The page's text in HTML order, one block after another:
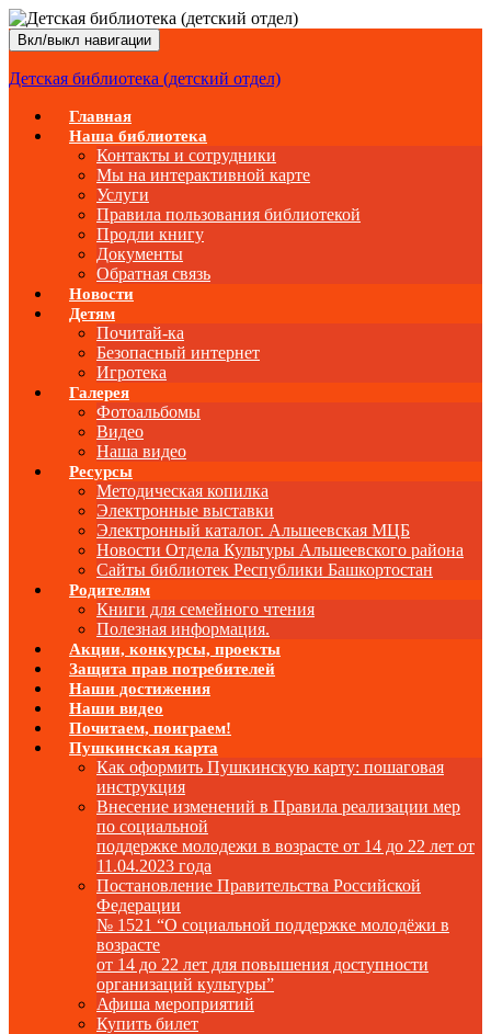
Вкл/выкл навигации
Детская библиотека (детский отдел)
Главная
Наша библиотека
Контакты и сотрудники
Мы на интерактивной карте
Услуги
Правила пользования библиотекой
Продли книгу
Документы
Обратная связь
Новости
Детям
Почитай-ка
Безопасный интернет
Игротека
Галерея
Фотоальбомы
Видео
Наша видео
Ресурсы
Методическая копилка
Электронные выставки
Электронный каталог. Альшеевская МЦБ
Новости Отдела Культуры Альшеевского района
Сайты библиотек Республики Башкортостан
Родителям
Книги для семейного чтения
Полезная информация.
Акции, конкурсы, проекты
Защита прав потребителей
Наши достижения
Наши видео
Почитаем, поиграем!
Пушкинская карта
Как оформить Пушкинскую карту: пошаговая
инструкция
Внесение изменений в Правила реализации мер
по социальной
поддержке молодежи в возрасте от 14 до 22 лет от
11.04.2023 года
Постановление Правительства Российской
Федерации
№ 1521 “О социальной поддержке молодёжи в
возрасте
от 14 до 22 лет для повышения доступности
организаций культуры”
Афиша мероприятий
Купить билет